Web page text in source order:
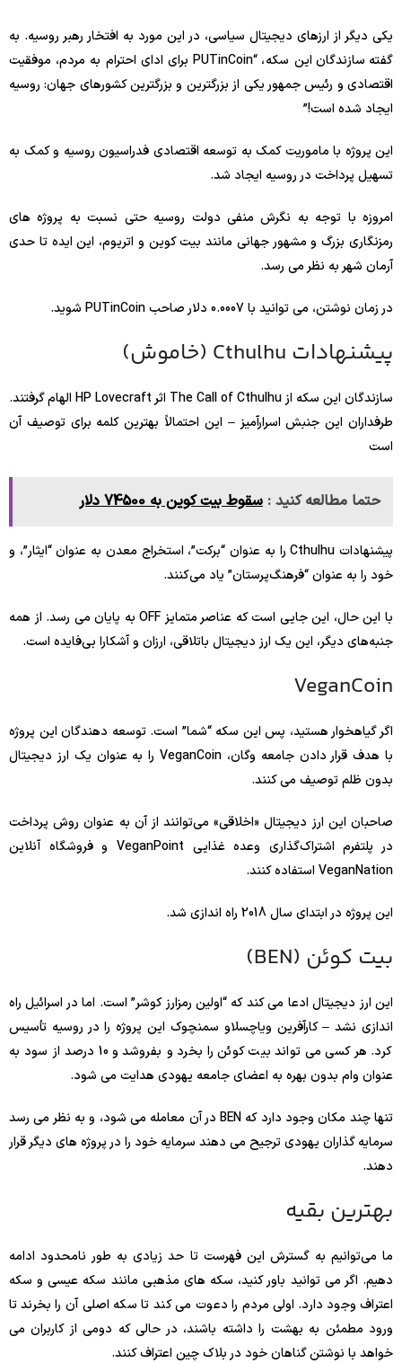
یکی دیگر از ارزهای دیجیتال سیاسی، در این مورد به افتخار رهبر روسیه. به
گفته سازندگان این سکه، “PUTinCoin برای ادای احترام به مردم، موفقیت
اقتصادی و رئیس جمهور یکی از بزرگترین و بزرگترین کشورهای جهان: روسیه
ایجاد شده است!”
این پروژه با ماموریت کمک به توسعه اقتصادی فدراسیون روسیه و کمک به
تسهیل پرداخت در روسیه ایجاد شد.
امروزه با توجه به نگرش منفی دولت روسیه حتی نسبت به پروژه های
رمزنگاری بزرگ و مشهور جهانی مانند بیت کوین و اتریوم، این ایده تا حدی
آرمان شهر به نظر می رسد.
در زمان نوشتن، می توانید با 0.0007 دلار صاحب PUTinCoin شوید.
پیشنهادات Cthulhu (خاموش)
سازندگان این سکه از The Call of Cthulhu اثر HP Lovecraft الهام گرفتند.
طرفداران این جنبش اسرارآمیز – این احتمالاً بهترین کلمه برای توصیف آن
است
حتما مطالعه کنید : سقوط بیت کوین به 74500 دلار
پیشنهادات Cthulhu را به عنوان “برکت”، استخراج معدن به عنوان “ایثار”، و
خود را به عنوان “فرهنگ‌پرستان” یاد می‌کنند.
با این حال، این جایی است که عناصر متمایز OFF به پایان می رسد. از همه
جنبه‌های دیگر، این یک ارز دیجیتال باتلاقی، ارزان و آشکارا بی‌فایده است.
VeganCoin
اگر گیاهخوار هستید، پس این سکه “شما” است. توسعه دهندگان این پروژه
با هدف قرار دادن جامعه وگان، VeganCoin را به عنوان یک ارز دیجیتال
بدون ظلم توصیف می کنند.
صاحبان این ارز دیجیتال «اخلاقی» می‌توانند از آن به عنوان روش پرداخت
در پلتفرم اشتراک‌گذاری وعده غذایی VeganPoint و فروشگاه آنلاین
VeganNation استفاده کنند.
این پروژه در ابتدای سال 2018 راه اندازی شد.
بیت کوئن (BEN)
این ارز دیجیتال ادعا می کند که “اولین رمزارز کوشر” است. اما در اسرائیل راه
اندازی نشد – کارآفرین ویاچسلاو سمنچوک این پروژه را در روسیه تأسیس
کرد. هر کسی می تواند بیت کوئن را بخرد و بفروشد و 10 درصد از سود به
عنوان وام بدون بهره به اعضای جامعه یهودی هدایت می شود.
تنها چند مکان وجود دارد که BEN در آن معامله می شود، و به نظر می رسد
سرمایه گذاران یهودی ترجیح می دهند سرمایه خود را در پروژه های دیگر قرار
دهند.
بهترین بقیه
ما می‌توانیم به گسترش این فهرست تا حد زیادی به طور نامحدود ادامه
دهیم. اگر می توانید باور کنید، سکه های مذهبی مانند سکه عیسی و سکه
اعتراف وجود دارد. اولی مردم را دعوت می کند تا سکه اصلی آن را بخرند تا
ورود مطمئن به بهشت ​​را داشته باشند، در حالی که دومی از کاربران می
خواهد با نوشتن گناهان خود در بلاک چین اعتراف کنند.